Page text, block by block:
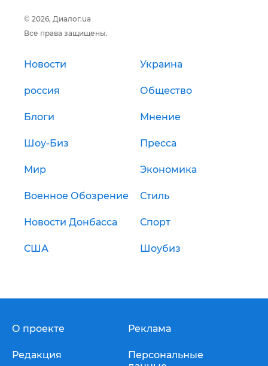
© 2026, Диалог.ua
Все права защищены.
Новости Украина
россия Общество
Блоги Мнение
Шоу-Биз Пресса
Мир Экономика
Военное Обозрение Стиль
Новости Донбасса Спорт
США Шоубиз
О проекте
Редакция
Реклама
Персональные